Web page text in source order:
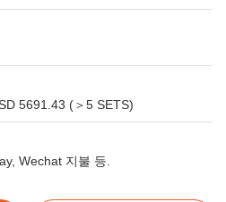
USD 7114.28(1-5 SETS) , USD 5691.43 (＞5 SETS)
Wechat 지불 등.